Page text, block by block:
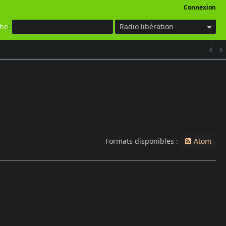
Connexion
: Radio libération
Formats disponibles : Atom